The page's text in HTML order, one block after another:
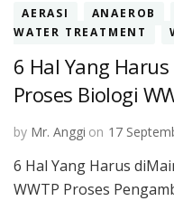
AERASI ANAEROB
WATER TREATMENT
6 Hal Yang
Proses Biologi
by Mr. Anggi on 17
6 Hal Yang Harus
WWTP Proses